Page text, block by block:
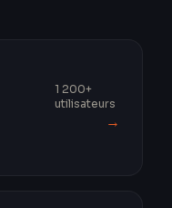
1 200+
utilisateurs
→